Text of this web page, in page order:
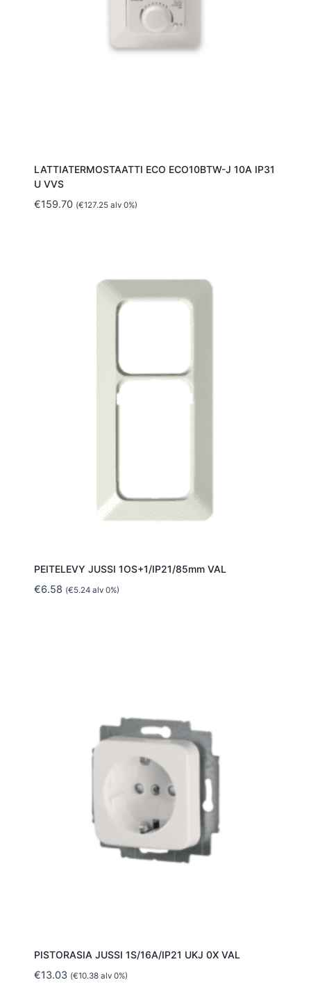
LATTIATERMOSTAATTI ECO ECO10BTW-J 10A IP31
U VVS
€159.70 (€127.25alv 0%)
PEITELEVY JUSSI 1OS+1/IP21/85mm VAL
€6.58 (€5.24alv 0%)
PISTORASIA JUSSI 1S/16A/IP21 UKJ 0X VAL
€13.03 (€10.38alv 0%)